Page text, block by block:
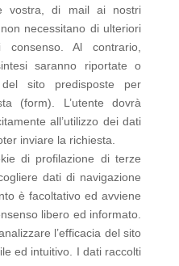
vostra, di mail ai nostri
necessitano di ulteriori
Al contrario,
saranno riportate o
sito predisposte per
(form). L’utente dovrà
all’utilizzo dei dati
inviare la richiesta.
di profilazione di terze
dati di navigazione
è facoltativo ed avviene
libero ed informato.
l’efficacia del sito
ed intuitivo. I dati raccolti